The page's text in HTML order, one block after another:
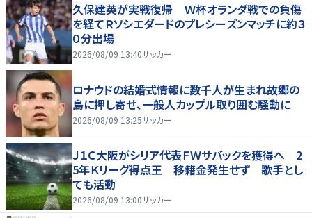
久保建英が実戦復帰 Ｗ杯オランダ戦での負傷
を経てＲソシエダードのプレシーズンマッチに約３
０分出場
2026/08/09 13:40サッカー
ロナウドの結婚式情報に数千人が生まれ故郷の
島に押し寄せ、一般人カップル取り囲む騒動に
2026/08/09 13:25サッカー
Ｊ１Ｃ大阪がシリア代表ＦＷサバックを獲得へ 2
5年Ｋリーグ得点王 移籍金発生せず 歌手とし
ても活動
2026/08/09 13:00サッカー